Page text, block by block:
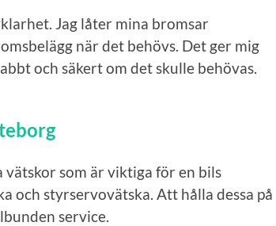
Jag låter mina bromsar
när det behövs. Det ger mig
och säkert om det skulle behövas.
som är viktiga för en bils
och styrservovätska. Att hålla dessa på
service.